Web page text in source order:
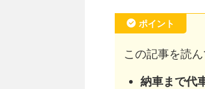
ポイント
この記事を読
納車まで代